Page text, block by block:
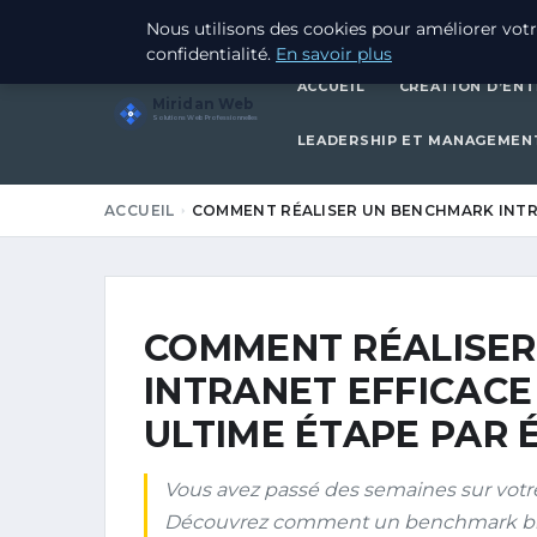
20 JUIN 2026
Miridan Web
Solutions Web Professionnelles
ACCUEIL CRÉATION
LEADERSHIP ET
ACCUEIL COMMENT RÉALISER UN BENCHMARK
COMMENT
INTRANET
ULTIME ÉTAPE PAR
Vous avez passé des semaines sur
Découvrez comment un benchmark
Nous utilisons des cookies pour améliorer
confidentialité. En savoir plus